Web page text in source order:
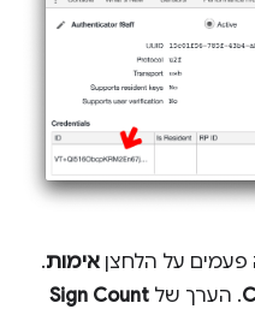
על הלחצן אימות.
. הערך של Sign Count